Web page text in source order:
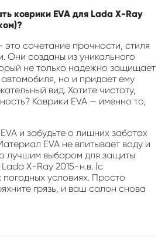
коврики EVA для Lada X-Ray
сочетание прочности, стиля
Они созданы из уникального
не только надежно защищает
но и придает ему
вид. Хотите чистоту,
Коврики EVA — именно то,
и забудьте о лишних заботах
EVA не впитывает воду и
лучшим выбором для защиты
X-Ray 2015-н.в. (с
условиях. Просто
грязь, и ваш салон снова